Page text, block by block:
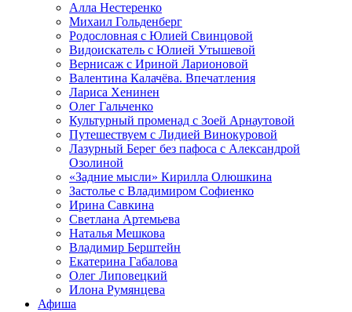
Алла Нестеренко
Михаил Гольденберг
Родословная с Юлией Свинцовой
Видоискатель с Юлией Утышевой
Вернисаж с Ириной Ларионовой
Валентина Калачёва. Впечатления
Лариса Хенинен
Олег Гальченко
Культурный променад с Зоей Арнаутовой
Путешествуем с Лидией Винокуровой
Лазурный Берег без пафоса с Александрой
Озолиной
«Задние мысли» Кирилла Олюшкина
Застолье с Владимиром Софиенко
Ирина Савкина
Светлана Артемьева
Наталья Мешкова
Владимир Берштейн
Екатерина Габалова
Олег Липовецкий
Илона Румянцева
Афиша